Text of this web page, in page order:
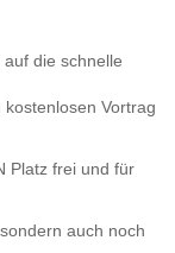
die schnelle
Vortrag
Platz frei und für
auch noch